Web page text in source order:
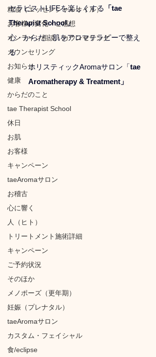
精油（エッセンシャルオイル）
お客様の変化・ご感想
オンライン相談・カウンセリング
カウンセリング
お知らせ
健康
からだのこと
tae Therapist School
休日
お肌
お客様
キャンペーン
taeAromaサロン
お稽古
心に響く
人（ヒト）
トリートメント施術詳細
キャンペーン
ご予約状況
そのほか
メノポーズ（更年期）
妊娠（プレナタル）
taeAromaサロン
カスタム・フェイシャル
食/eclipse
セラピストLIFEを楽しくする
「tae
Therapist School」
心・からだ・肌をアロマテラピーで整え
る
ホリスティックAromaサロン「tae
Aromatherapy & Treatment」